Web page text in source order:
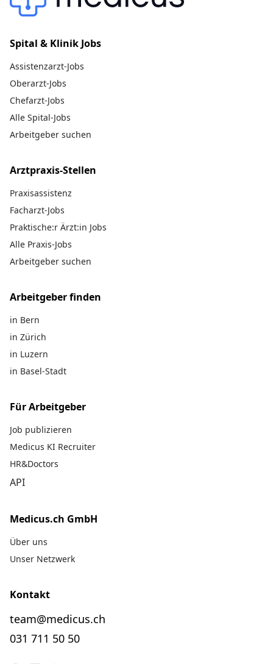
Spital & Klinik Jobs
Assistenzarzt-Jobs
Oberarzt-Jobs
Chefarzt-Jobs
Alle Spital-Jobs
Arbeitgeber suchen
Arztpraxis-Stellen
Praxisassistenz
Facharzt-Jobs
Praktische:r Ärzt:in Jobs
Alle Praxis-Jobs
Arbeitgeber suchen
Arbeitgeber finden
in Bern
in Zürich
in Luzern
in Basel-Stadt
Für Arbeitgeber
Job publizieren
Medicus KI Recruiter
HR&Doctors
API
Medicus.ch GmbH
Über uns
Unser Netzwerk
Kontakt
team@medicus.ch
031 711 50 50